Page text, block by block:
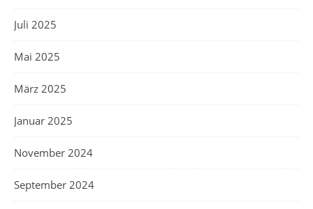
Juli 2025
Mai 2025
März 2025
Januar 2025
November 2024
September 2024